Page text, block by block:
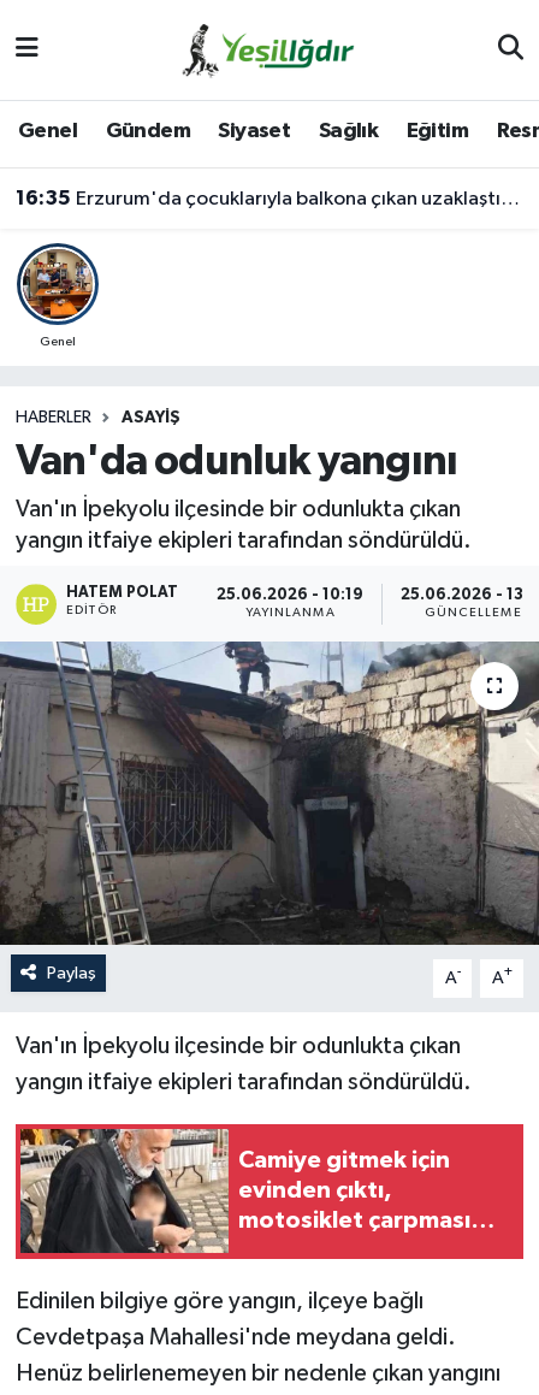
Genel Gündem Siyaset Sağlık Eğitim
16:35 Erzurum'da çocuklarıyla balkona çıkan uzaklaştırma kararlı koca ikna edildi
Genel
HABERLER ASAYIŞ
Van'da odunluk yangını
Van'ın İpekyolu ilçesinde bir odunlukta çıkan
yangın itfaiye ekipleri tarafından söndürüldü.
HATEM POLAT
EDITÖR
25.06.2026 - 10:19
YAYINLANMA
25.06.2026 -
GÜNCELLEME
Paylaş A- A+
Van'ın İpekyolu ilçesinde bir odunlukta çıkan
yangın itfaiye ekipleri tarafından söndürüldü.
Camiye gitmek için
evinden çıktı,
motosiklet çarpması
Edinilen bilgiye göre yangın, ilçeye bağlı
Cevdetpaşa Mahallesi'nde meydana geldi.
Henüz belirlenemeyen bir nedenle çıkan yangını
İğdir Namaz Vakitleri
Iğdır Trafik Yoğunluk Haritası
Süper Lig Puan Durumu ve Fikstür
Son Dakika Haberleri
Haber Arşivi